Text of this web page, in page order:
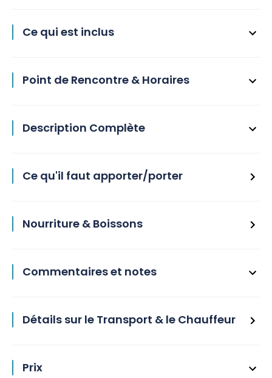
Ce qui est inclus
Point de Rencontre & Horaires
Description Complète
Ce qu'il faut apporter/porter
Nourriture & Boissons
Commentaires et notes
Détails sur le Transport & le Chauffeur
Prix